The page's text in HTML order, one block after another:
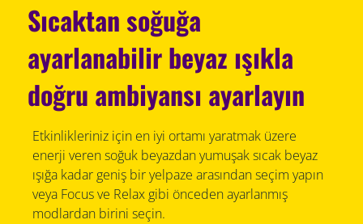
Sıcaktan soğuğa
ayarlanabilir beyaz ışıkla
doğru ambiyansı ayarlayın
Etkinlikleriniz için en iyi ortamı yaratmak üzere
enerji veren soğuk beyazdan yumuşak sıcak beyaz
ışığa kadar geniş bir yelpaze arasından seçim yapın
veya Focus ve Relax gibi önceden ayarlanmış
modlardan birini seçin.